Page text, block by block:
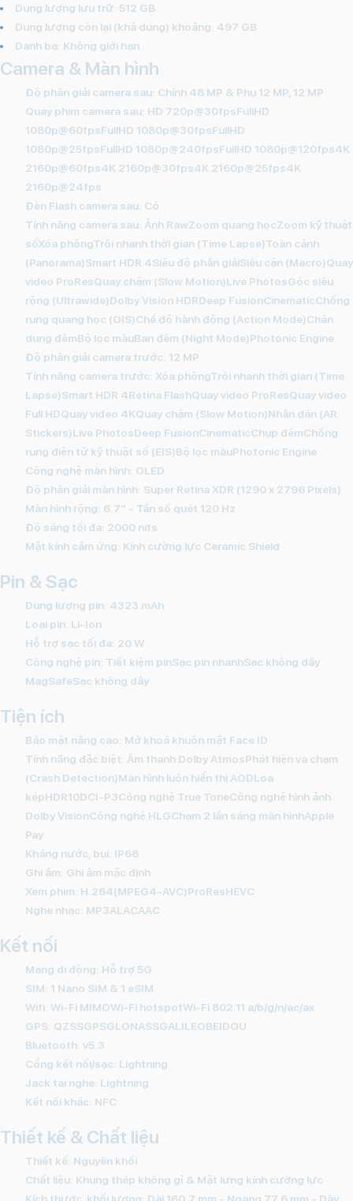
Dung lượng lưu trữ: 512 GB
Dung lượng còn lại (khả dụng) khoảng: 497 GB
Danh bạ: Không giới hạn
Camera & Màn hình
Độ phân giải camera sau: Chính 48 MP & Phụ 12 MP, 12 MP
Quay phim camera sau: HD 720p@30fpsFullHD
1080p@60fpsFullHD 1080p@30fpsFullHD
1080p@25fpsFullHD 1080p@240fpsFullHD 1080p@120fps4K
2160p@60fps4K 2160p@30fps4K 2160p@25fps4K
2160p@24fps
Đèn Flash camera sau: Có
Tính năng camera sau: Ảnh RawZoom quang họcZoom kỹ thuật
sốXóa phôngTrôi nhanh thời gian (Time Lapse)Toàn cảnh
(Panorama)Smart HDR 4Siêu độ phân giảiSiêu cận (Macro)Quay
video ProResQuay chậm (Slow Motion)Live PhotosGóc siêu
rộng (Ultrawide)Dolby Vision HDRDeep FusionCinematicChống
rung quang học (OIS)Chế độ hành động (Action Mode)Chân
dung đêmBộ lọc màuBan đêm (Night Mode)Photonic Engine
Độ phân giải camera trước: 12 MP
Tính năng camera trước: Xóa phôngTrôi nhanh thời gian (Time
Lapse)Smart HDR 4Retina FlashQuay video ProResQuay video
Full HDQuay video 4KQuay chậm (Slow Motion)Nhãn dán (AR
Stickers)Live PhotosDeep FusionCinematicChụp đêmChống
rung điện tử kỹ thuật số (EIS)Bộ lọc màuPhotonic Engine
Công nghệ màn hình: OLED
Độ phân giải màn hình: Super Retina XDR (1290 x 2796 Pixels)
Màn hình rộng: 6.7" - Tần số quét 120 Hz
Độ sáng tối đa: 2000 nits
Mặt kính cảm ứng: Kính cường lực Ceramic Shield
Pin & Sạc
Dung lượng pin: 4323 mAh
Loại pin: Li-Ion
Hỗ trợ sạc tối đa: 20 W
Công nghệ pin: Tiết kiệm pinSạc pin nhanhSạc không dây
MagSafeSạc không dây
Tiện ích
Bảo mật nâng cao: Mở khoá khuôn mặt Face ID
Tính năng đặc biệt: Âm thanh Dolby AtmosPhát hiện va chạm
(Crash Detection)Màn hình luôn hiển thị AODLoa
képHDR10DCI-P3Công nghệ True ToneCông nghệ hình ảnh
Dolby VisionCông nghệ HLGChạm 2 lần sáng màn hìnhApple
Pay
Kháng nước, bụi: IP68
Ghi âm: Ghi âm mặc định
Xem phim: H.264(MPEG4-AVC)ProResHEVC
Nghe nhạc: MP3ALACAAC
Kết nối
Mạng di động: Hỗ trợ 5G
SIM: 1 Nano SIM & 1 eSIM
Wifi: Wi-Fi MIMOWi-Fi hotspotWi-Fi 802.11 a/b/g/n/ac/ax
GPS: QZSSGPSGLONASSGALILEOBEIDOU
Bluetooth: v5.3
Cổng kết nối/sạc: Lightning
Jack tai nghe: Lightning
Kết nối khác: NFC
Thiết kế & Chất liệu
Thiết kế: Nguyên khối
Chất liệu: Khung thép không gỉ & Mặt lưng kính cường lực
Kích thước, khối lượng: Dài 160.7 mm - Ngang 77.6 mm - Dày